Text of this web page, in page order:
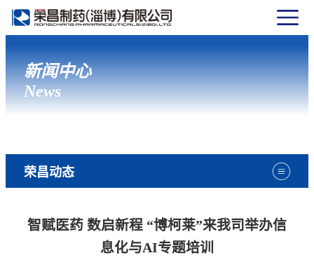
新闻中心
News
荣昌动态
智赋医药 数启新程 “博柯莱”来我司举办信
息化与AI专题培训